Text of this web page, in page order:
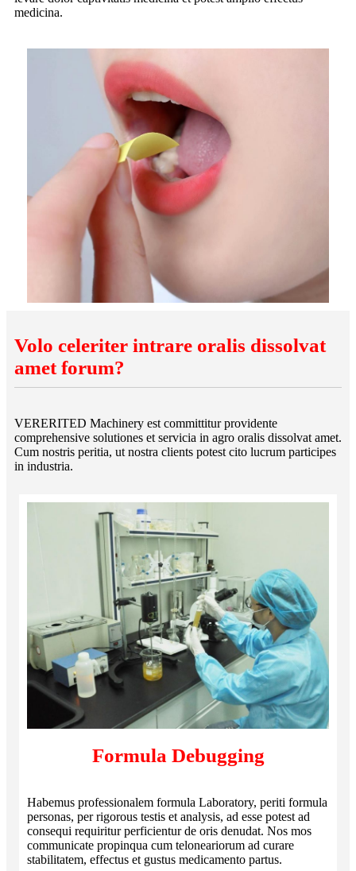
medicina.
Volo celeriter intrare oralis dissolvat
amet forum?
VERERITED Machinery est committitur providente
comprehensive solutiones et servicia in agro oralis dissolvat amet.
Cum nostris peritia, ut nostra clients potest cito lucrum participes
in industria.
Formula Debugging
Habemus professionalem formula Laboratory, periti formula
personas, per rigorous testis et analysis, ad esse potest ad
consequi requiritur perficientur de oris denudat. Nos mos
communicate propinqua cum teloneariorum ad curare
stabilitatem, effectus et gustus medicamento partus.